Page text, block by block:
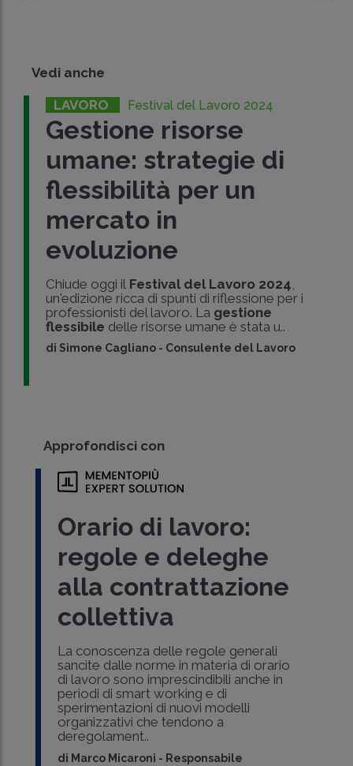
Vedi anche
LAVORO Festival del Lavoro 2024
Gestione risorse
umane: strategie di
flessibilità per un
mercato in
evoluzione
Chiude oggi il Festival del Lavoro 2024
un'edizione ricca di spunti di riflessione per i
professionisti del lavoro. La gestione
flessibile delle risorse umane è stata u..
di Simone Cagliano - Consulente del Lavoro
Approfondisci con
Orario di lavoro:
regole e deleghe
alla contrattazione
collettiva
La conoscenza delle regole generali
sancite dalle norme in materia di orario
di lavoro sono imprescindibili anche in
periodi di smart working e di
sperimentazioni di nuovi modelli
organizzativi che tendono a
deregolament..
di Marco Micaroni - Responsabile